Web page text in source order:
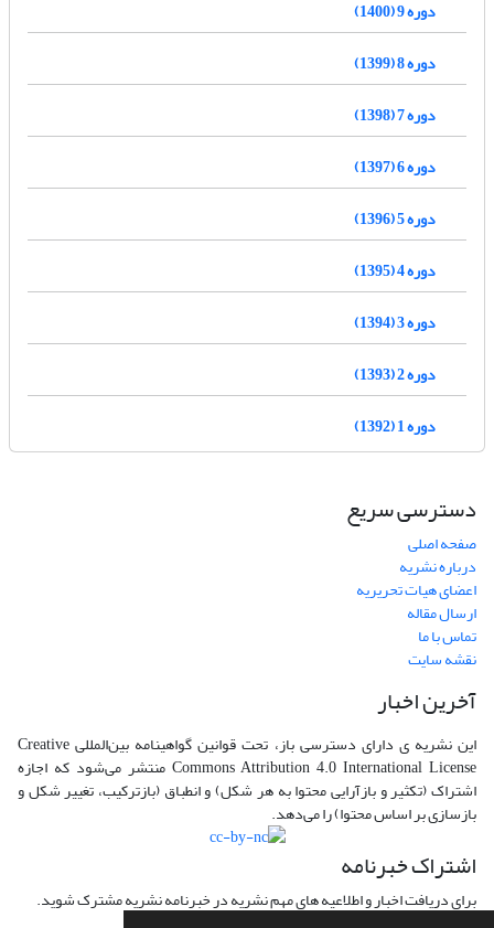
دوره 9 (1400)
دوره 8 (1399)
دوره 7 (1398)
دوره 6 (1397)
دوره 5 (1396)
دوره 4 (1395)
دوره 3 (1394)
دوره 2 (1393)
دوره 1 (1392)
دسترسی سریع
صفحه اصلی
درباره نشریه
اعضای هیات تحریریه
ارسال مقاله
تماس با ما
نقشه سایت
آخرین اخبار
این نشریه ی دارای دسترسی باز، تحت قوانین گواهینامه بین‌المللی Creative
Commons Attribution 4.0 International License منتشر می‌شود که اجازه
اشتراک (تکثیر و بازآرایی محتوا به هر شکل) و انطباق (بازترکیب، تغییر شکل و
بازسازی بر اساس محتوا) را می‌دهد.
اشتراک خبرنامه
برای دریافت اخبار و اطلاعیه های مهم نشریه در خبرنامه نشریه مشترک شوید.